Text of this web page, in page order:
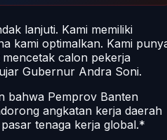
lanjuti. Kami memiliki
kami optimalkan. Kami
calon pekerja
Gubernur Andra Soni.
bahwa Pemprov Banten
angkatan kerja daerah
tenaga kerja global.*